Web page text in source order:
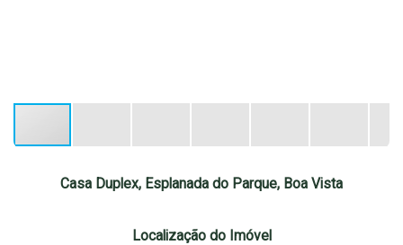
Casa Duplex, Esplanada do Parque, Boa Vista
Localização do Imóvel